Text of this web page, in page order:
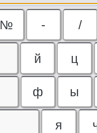
№ - /
й ц
ф ы
я